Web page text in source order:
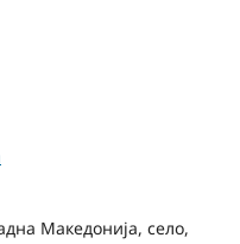
Македонија, село,